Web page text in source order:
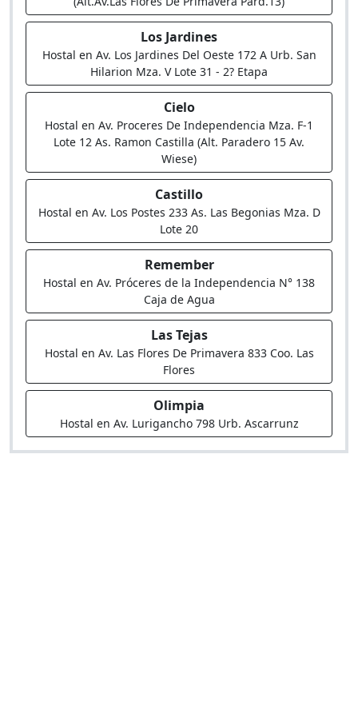
Los Jardines
Hostal en Av. Los Jardines Del Oeste 172 A Urb. San
Hilarion Mza. V Lote 31 - 2? Etapa
Cielo
Hostal en Av. Proceres De Independencia Mza. F-1
Lote 12 As. Ramon Castilla (Alt. Paradero 15 Av.
Wiese)
Castillo
Hostal en Av. Los Postes 233 As. Las Begonias Mza. D
Lote 20
Remember
Hostal en Av. Próceres de la Independencia N° 138
Caja de Agua
Las Tejas
Hostal en Av. Las Flores De Primavera 833 Coo. Las
Flores
Olimpia
Hostal en Av. Lurigancho 798 Urb. Ascarrunz